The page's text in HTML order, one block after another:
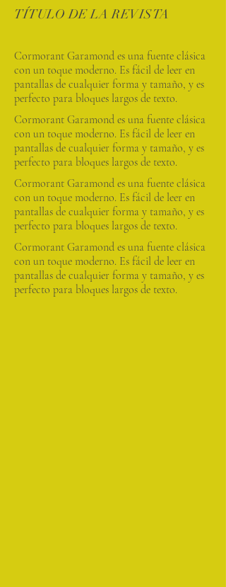
TÍTULO DE LA REVISTA
Cormorant Garamond es una fuente clásica
con un toque moderno. Es fácil de leer en
pantallas de cualquier forma y tamaño, y es
perfecto para bloques largos de texto.
Cormorant Garamond es una fuente clásica
con un toque moderno. Es fácil de leer en
pantallas de cualquier forma y tamaño, y es
perfecto para bloques largos de texto.
Cormorant Garamond es una fuente clásica
con un toque moderno. Es fácil de leer en
pantallas de cualquier forma y tamaño, y es
perfecto para bloques largos de texto.
Cormorant Garamond es una fuente clásica
con un toque moderno. Es fácil de leer en
pantallas de cualquier forma y tamaño, y es
perfecto para bloques largos de texto.